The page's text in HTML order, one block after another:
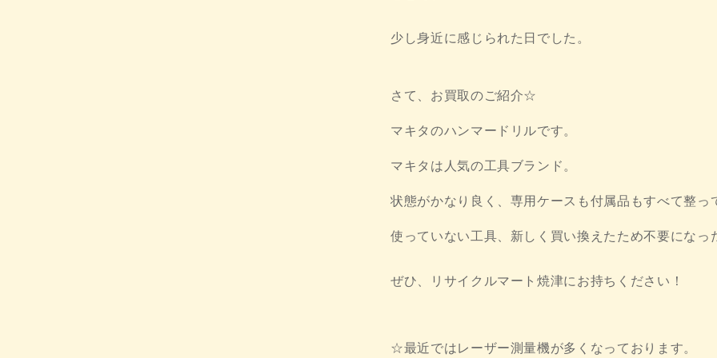
少し身近に感じられた日でした。
さて、お買取のご紹介☆
マキタのハンマードリルです。
マキタは人気の工具ブランド。
状態がかなり良く、専用ケースも付属品もすべて整っ
使っていない工具、新しく買い換えたため不要になっ
ぜひ、リサイクルマート焼津にお持ちください！
☆最近ではレーザー測量機が多くなっております。